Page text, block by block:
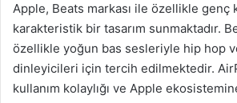
Apple, Beats markası ile özellikle genç
karakteristik bir tasarım sunmaktadır.
özellikle yoğun bas sesleriyle hip hop
dinleyicileri için tercih edilmektedir.
kullanım kolaylığı ve Apple